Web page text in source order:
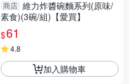
商店 維力炸醬碗麵系列(原味/
素食)(3碗/組)【愛買】
$61
4.8
加入購物車